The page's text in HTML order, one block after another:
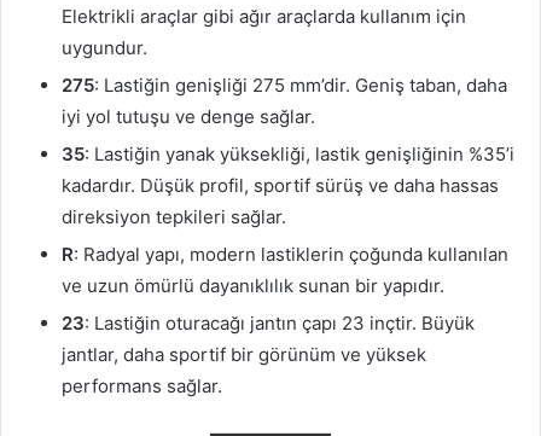
Elektrikli araçlar gibi ağır araçlarda kullanım için
uygundur.
275: Lastiğin genişliği 275 mm’dir. Geniş taban, daha
iyi yol tutuşu ve denge sağlar.
35: Lastiğin yanak yüksekliği, lastik genişliğinin %35’i
kadardır. Düşük profil, sportif sürüş ve daha hassas
direksiyon tepkileri sağlar.
R: Radyal yapı, modern lastiklerin çoğunda kullanılan
ve uzun ömürlü dayanıklılık sunan bir yapıdır.
23: Lastiğin oturacağı jantın çapı 23 inçtir. Büyük
jantlar, daha sportif bir görünüm ve yüksek
performans sağlar.